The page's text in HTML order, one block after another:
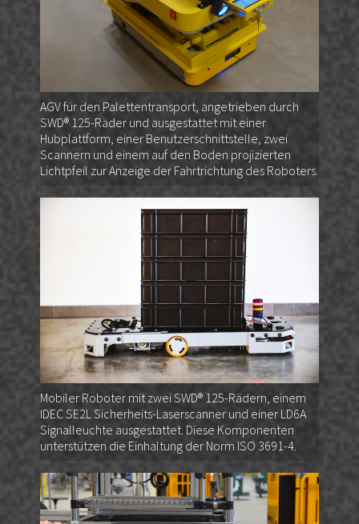
AGV für den Palettentransport, angetrieben durch
SWD® 125-Räder und ausgestattet mit einer
Hubplattform, einer Benutzerschnittstelle, zwei
Scannern und einem auf den Boden projizierten
Lichtpfeil zur Anzeige der Fahrtrichtung des Roboters.
Mobiler Roboter mit zwei SWD® 125-Rädern, einem
IDEC SE2L Sicherheits-Laserscanner und einer LD6A
Signalleuchte ausgestattet. Diese Komponenten
unterstützen die Einhaltung der Norm ISO 3691-4.